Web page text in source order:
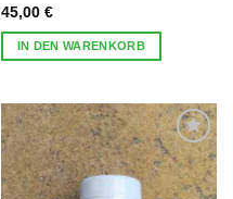
Bewertet
mit5von
45,00 €
IN DEN WARENKORB
Zur
Wunschliste
hinzufügen